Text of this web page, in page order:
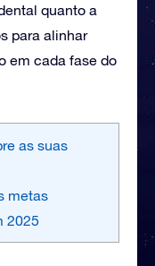
quanto a
para alinhar
em cada fase do
as suas
metas
2025